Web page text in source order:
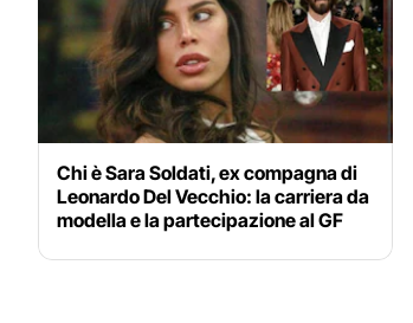
Chi è Sara Soldati, ex compagna di
Leonardo Del Vecchio: la carriera da
modella e la partecipazione al GF